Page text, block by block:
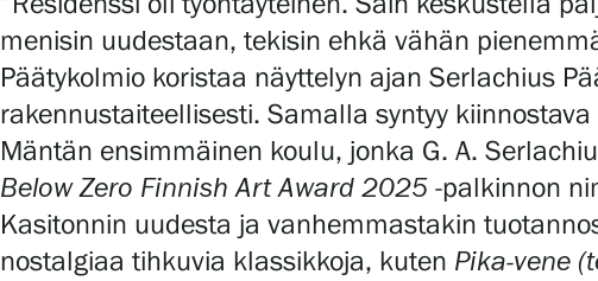
menisin uudestaan, tekisin ehkä vähän
Päätykolmio koristaa näyttelyn ajan Serlachius
rakennustaiteellisesti. Samalla syntyy
Mäntän ensimmäinen koulu, jonka G. A.
Below Zero Finnish Art Award 2025 -palkinnon
Kasitonnin uudesta ja vanhemmastakin
nostalgiaa tihkuvia klassikkoja, kuten Pika-vene